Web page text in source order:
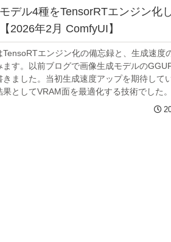
デル4種をTensorRTエンジン化
2026年2月 ComfyUI】
TensoRTエンジン化の備忘録と、生成速度
ます。以前ブログで画像生成モデルの
きました。当初生成速度アップを期待して
果としてVRAM面を最適化する技術でした